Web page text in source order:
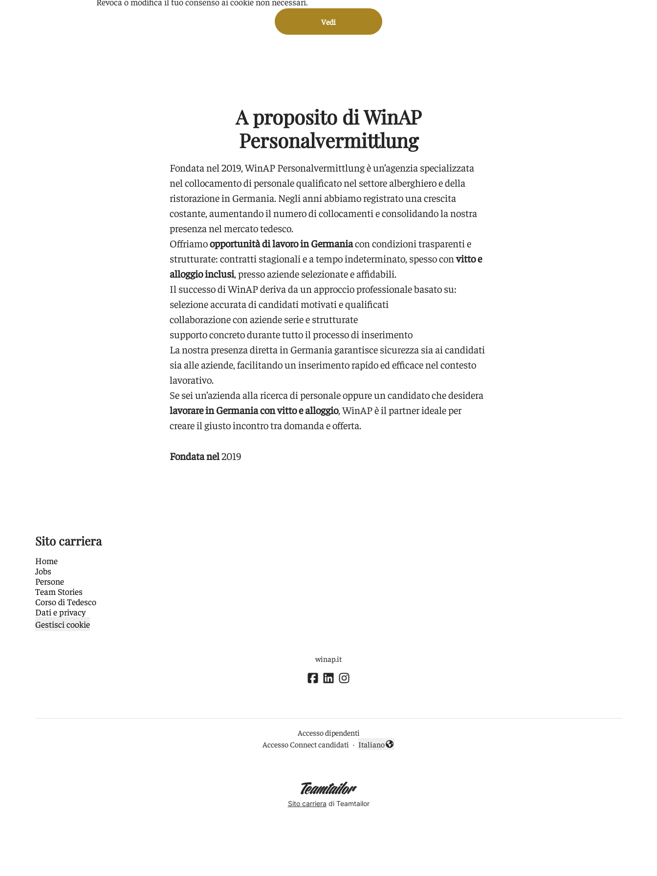
Vedi
A proposito di WinAP
Personalvermittlung
Fondata nel 2019, WinAP Personalvermittlung è un’agenzia specializzata
nel collocamento di personale qualificato nel settore alberghiero e della
ristorazione in Germania. Negli anni abbiamo registrato una crescita
costante, aumentando il numero di collocamenti e consolidando la nostra
presenza nel mercato tedesco.
Offriamoopportunità di lavoro in Germaniacon condizioni trasparenti e
strutturate: contratti stagionali e a tempo indeterminato, spesso convitto e
alloggio inclusi, presso aziende selezionate e affidabili.
Il successo di WinAP deriva da un approccio professionale basato su:
selezione accurata di candidati motivati e qualificati
collaborazione con aziende serie e strutturate
supporto concreto durante tutto il processo di inserimento
La nostra presenza diretta in Germania garantisce sicurezza sia ai candidati
sia alle aziende, facilitando un inserimento rapido ed efficace nel contesto
lavorativo.
Se sei un’azienda alla ricerca di personale oppure un candidato che desidera
lavorare in Germania con vitto e alloggio, WinAP è il partner ideale per
creare il giusto incontro tra domanda e offerta.
Fondata nel2019
Sito carriera
Home
Jobs
Persone
Team Stories
Corso di Tedesco
Dati e privacy
Gestisci cookie
winap.it
Accesso dipendenti
Accesso Connect candidati ·
Cambia lingua
Italiano
Sito carriera di Teamtailor